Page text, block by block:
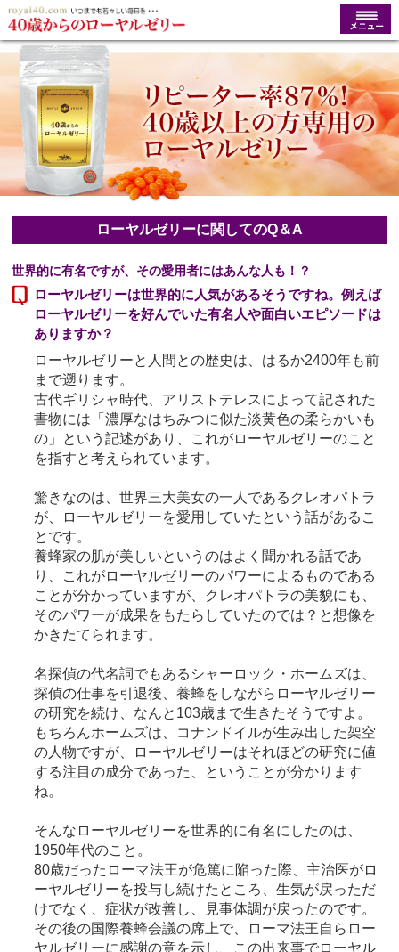
ローヤルゼリーに関してのQ＆A
世界的に有名ですが、その愛用者にはあんな人も！？
ローヤルゼリーは世界的に人気があるそうですね。例えば
ローヤルゼリーを好んでいた有名人や面白いエピソードは
ありますか？
ローヤルゼリーと人間との歴史は、はるか2400年も前
まで遡ります。
古代ギリシャ時代、アリストテレスによって記された
書物には「濃厚なはちみつに似た淡黄色の柔らかいも
の」という記述があり、これがローヤルゼリーのこと
を指すと考えられています。
驚きなのは、世界三大美女の一人であるクレオパトラ
が、ローヤルゼリーを愛用していたという話があるこ
とです。
養蜂家の肌が美しいというのはよく聞かれる話であ
り、これがローヤルゼリーのパワーによるものである
ことが分かっていますが、クレオパトラの美貌にも、
そのパワーが成果をもたらしていたのでは？と想像を
かきたてられます。
名探偵の代名詞でもあるシャーロック・ホームズは、
探偵の仕事を引退後、養蜂をしながらローヤルゼリー
の研究を続け、なんと103歳まで生きたそうですよ。
もちろんホームズは、コナンドイルが生み出した架空
の人物ですが、ローヤルゼリーはそれほどの研究に値
する注目の成分であった、ということが分かります
ね。
そんなローヤルゼリーを世界的に有名にしたのは、
1950年代のこと。
80歳だったローマ法王が危篤に陥った際、主治医がロ
ーヤルゼリーを投与し続けたところ、生気が戻っただ
けでなく、症状が改善し、見事体調が戻ったのです。
その後の国際養蜂会議の席上で、ローマ法王自らロー
ヤルゼリーに感謝の意を示し、この出来事でローヤル